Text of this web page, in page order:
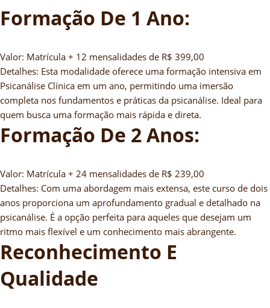
Formação De 1 Ano:
Valor: Matrícula + 12 mensalidades de R$ 399,00
Detalhes: Esta modalidade oferece uma formação intensiva em
Psicanálise Clínica em um ano, permitindo uma imersão
completa nos fundamentos e práticas da psicanálise. Ideal para
quem busca uma formação mais rápida e direta.
Formação De 2 Anos:
Valor: Matrícula + 24 mensalidades de R$ 239,00
Detalhes: Com uma abordagem mais extensa, este curso de dois
anos proporciona um aprofundamento gradual e detalhado na
psicanálise. É a opção perfeita para aqueles que desejam um
ritmo mais flexível e um conhecimento mais abrangente.
Reconhecimento E
Qualidade